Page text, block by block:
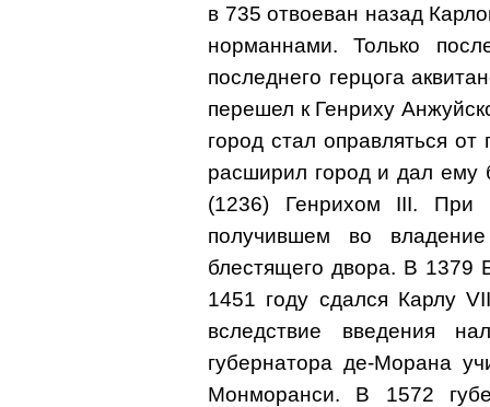
в 735 отвоеван назад
норманнами. Только
последнего герцога
перешел к Генриху
город стал оправляться
расширил город и дал ему
(1236) Генрихом III. При
получившем во
блестящего двора. В 1379
1451 году сдался Карлу
вследствие введения
губернатора де-Морана
Монморанси. В 1572